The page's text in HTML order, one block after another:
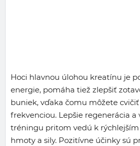
Hoci hlavnou úlohou kreatínu je
energie, pomáha tiež zlepšiť
buniek, vďaka čomu môžete cvičiť
frekvenciou. Lepšie regenerácia a
tréningu pritom vedú k
hmoty a sily. Pozitívne účinky sú